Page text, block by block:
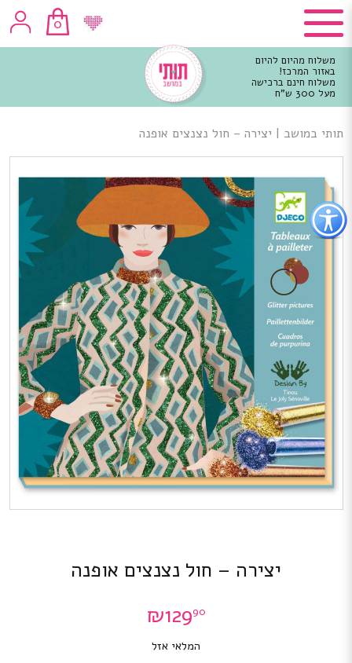
כפתור
לפתיחת
תפריט
נגישות
0
משלוח מהיום להיום
באזור המרכז!
משלוח חינם ברכישה
מעל 300 ש"ח
מרכזי
תותי במושב | יצירה – חול נצנצים אופנה
יצירה – חול נצנצים אופנה
₪12990
המלאי אזל